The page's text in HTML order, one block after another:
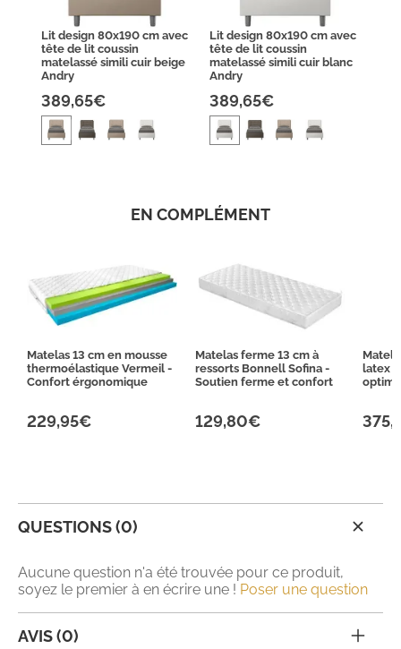
Lit design 80x190 cm avec
tête de lit coussin
matelassé simili cuir beige
Andry
389,65€
Lit design 80x190 cm avec
tête de lit coussin
matelassé simili cuir blanc
Andry
389,65€
EN COMPLÉMENT
Matelas 13 cm en mousse
thermoélastique Vermeil -
Confort érgonomique
229,95€
Matelas ferme 13 cm à
ressorts Bonnell Sofina -
Soutien ferme et confort
129,80€
latex
QUESTIONS (0)
Aucune question n'a été trouvée pour ce produit,
soyez le premier à en écrire une ! Poser une question
AVIS (0)